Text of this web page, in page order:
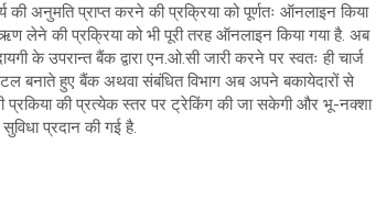
अनुमति प्राप्त करने की प्रक्रिया को पूर्णतः ऑनलाइन किया
लेने की प्रक्रिया को भी पूरी तरह ऑनलाइन किया गया है. अब
उपरान्त बैंक द्वारा एन.ओ.सी जारी करने पर स्वतः ही चार्ज
बनाते हुए बैंक अथवा संबंधित विभाग अब अपने बकायेदारों से
की प्रत्येक स्तर पर ट्रेकिंग की जा सकेगी और भू-नक्शा
प्रदान की गई है.